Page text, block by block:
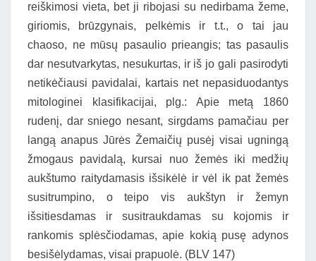
reiškimosi vieta, bet ji ribojasi su nedirbama žeme,
giriomis, brūzgynais, pelkėmis ir t.t., o tai jau
chaoso, ne mūsų pasaulio prieangis; tas pasaulis
dar nesutvarkytas, nesukurtas, ir iš jo gali pasirodyti
netikėčiausi pavidalai, kartais net nepasiduodantys
mitologinei klasifikacijai, plg.: Apie metą 1860
rudenį, dar sniego nesant, sirgdams pamačiau per
langą anapus Jūrės Žemaičių pusėj visai ugningą
žmogaus pavidalą, kursai nuo žemės iki medžių
aukštumo raitydamasis išsikėlė ir vėl ik pat žemės
susitrumpino, o teipo vis aukštyn ir žemyn
išsitiesdamas ir susitraukdamas su kojomis ir
rankomis splėsčiodamas, apie kokią pusę adynos
besišėlydamas, visai prapuolė. (BLV 147)